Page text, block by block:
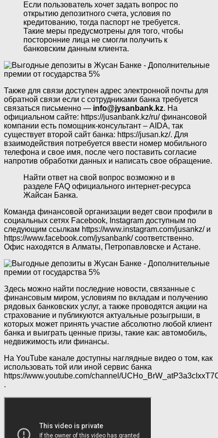
Если пользователь хочет задать вопрос по
открытию депозитного счета, условия по
кредитованию, тогда паспорт не требуется.
Такие меры предусмотрены для того, чтобы
посторонние лица не смогли получить к
банковским данным клиента.
Также для связи доступен адрес электронной почты для
обратной связи если с сотрудниками банка требуется
связаться письменно — info@jysanbank.kz. На
официальном сайте: https://jusanbank.kz/ru/ финансовой
компании есть помощник-консультант – AIDA, так
существует второй сайт банка: https://jusan.kz/. Для
взаимодействия потребуется ввести номер мобильного
телефона и свое имя, после чего поставить согласие
напротив обработки данных и написать свое обращение.
Найти ответ на свой вопрос возможно и в
разделе FAQ официального интернет-ресурса
Жайсан Банка.
Команда финансовой организации ведет свои профили в
социальных сетях Facebook, Instagram доступным по
следующим ссылкам https://www.instagram.com/jusankz/ и
https://www.facebook.com/jysanbank/ соответственно.
Офис находятся в Алматы, Петропавловске и Астане.
Здесь можно найти последние новости, связанные с
финансовым миром, условиям по вкладам и получению
рядовых банковских услуг, а также проводятся акции на
страхование и публикуются актуальные розыгрыши, в
которых может принять участие абсолютно любой клиент
банка и выиграть ценные призы, такие как: автомобиль,
недвижимость или финансы.
На YouTube канале доступны наглядные видео о том, как
использовать той или иной сервис банка
https://www.youtube.com/channel/
.